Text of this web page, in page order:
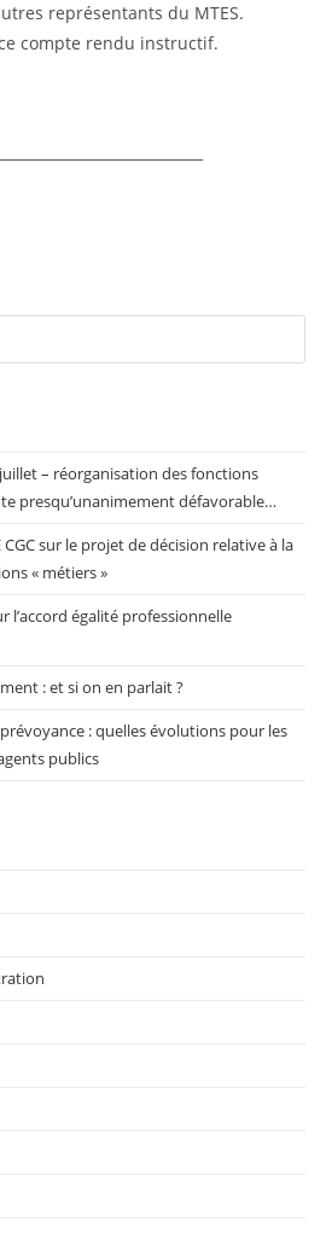
représentants du MTES.
compte rendu instructif.
– réorganisation des fonctions
presqu’unanimement défavorable…
sur le projet de décision relative à la
« métiers »
l’accord égalité professionnelle
: et si on en parlait ?
: quelles évolutions pour les
publics